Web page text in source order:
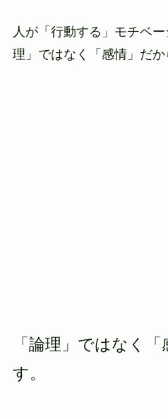
人が「行動する」モチベ
理」ではなく「感情」だか
「論理」ではなく
す。